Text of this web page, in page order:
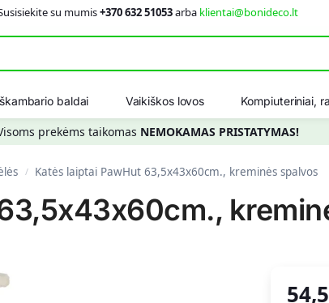
su mumis+370 632 51053arba klientai@bonideco.lt
baldai Vaikiškos lovos Kompiuteriniai,
prekėms taikomas NEMOKAMAS PRISTATYMAS!
/ Katės laiptai PawHut 63,5x43x60cm., kreminės spalvos